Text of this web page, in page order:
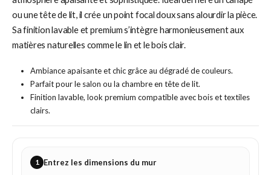
ou une tête de lit, il crée un point focal doux sans alourdir la pièce.
Sa finition lavable et premium s’intègre harmonieusement aux
matières naturelles comme le lin et le bois clair.
Ambiance apaisante et chic grâce au dégradé de couleurs.
Parfait pour le salon ou la chambre en tête de lit.
Finition lavable, look premium compatible avec bois et textiles
clairs.
1 Entrez les dimensions du mur